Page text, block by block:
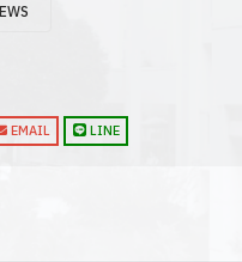
EMAIL LINE